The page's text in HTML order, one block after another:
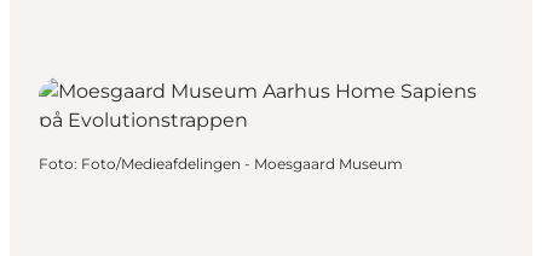
Foto: Foto/Medieafdelingen - Moesgaard Museum